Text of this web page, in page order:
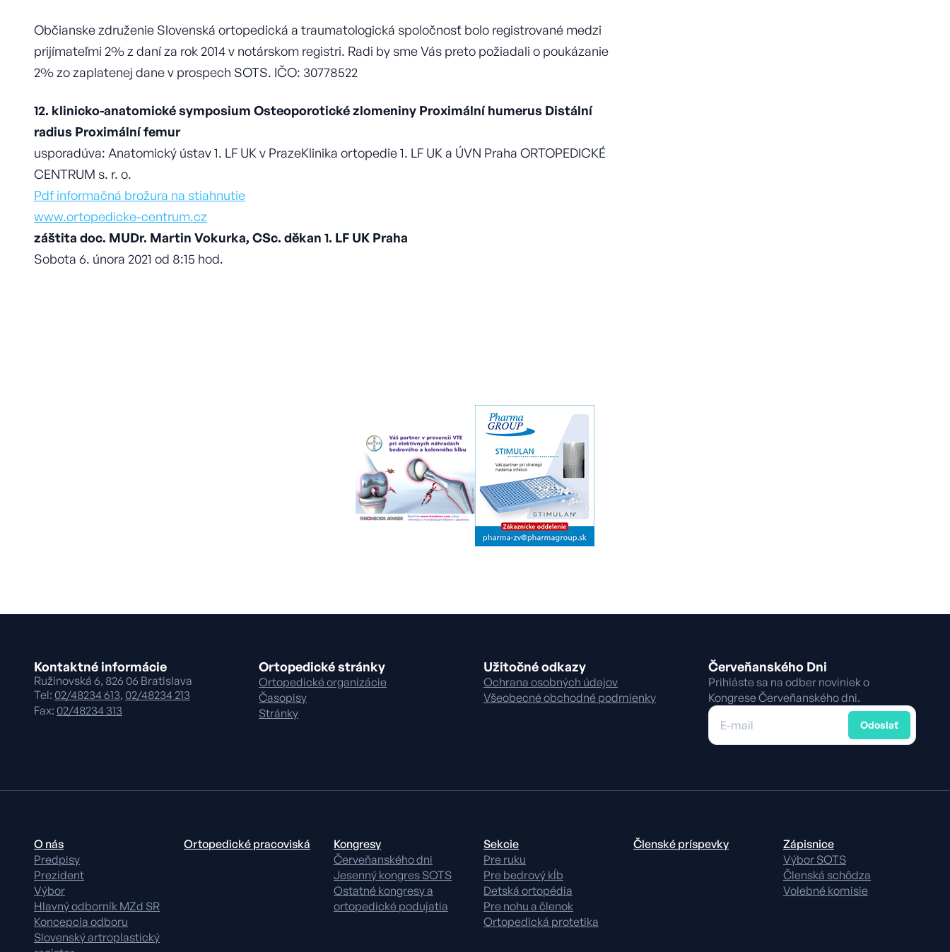
Občianske združenie Slovenská ortopedická a traumatologická spoločnosť bolo registrované medzi
prijímateľmi 2% z daní za rok 2014 v notárskom registri. Radi by sme Vás preto požiadali o poukázanie
2% zo zaplatenej dane v prospech SOTS. IČO: 30778522
12. klinicko-anatomické symposium Osteoporotické zlomeniny Proximální humerus Distální
radius Proximální femur
usporadúva: Anatomický ústav 1. LF UK v PrazeKlinika ortopedie 1. LF UK a ÚVN Praha ORTOPEDICKÉ
CENTRUM s. r. o.
Pdf informačná brožura na stiahnutie
www.ortopedicke-centrum.cz
záštita doc. MUDr. Martin Vokurka, CSc. děkan 1. LF UK Praha
Sobota 6. února 2021 od 8:15 hod.
Kontaktné informácie
Ružinovská 6, 826 06 Bratislava
Tel: 02/48234 613, 02/48234 213
Fax: 02/48234 313
Ortopedické stránky
Ortopedické organizácie
Časopisy
Stránky
Užitočné odkazy
Ochrana osobných údajov
Všeobecné obchodné podmienky
Červeňanského Dni
Prihláste sa na odber noviniek o
Kongrese Červeňanského dni.
E-mail
Odoslať
O nás
Predpisy
Prezident
Výbor
Hlavný odborník MZd SR
Koncepcia odboru
Slovenský artroplastický
Ortopedické pracoviská
Kongresy
Červeňanského dni
Jesenný kongres SOTS
Ostatné kongresy a
ortopedické podujatia
Sekcie
Pre ruku
Pre bedrový kĺb
Detská ortopédia
Pre nohu a členok
Ortopedická protetika
Členské príspevky
Zápisnice
Výbor SOTS
Členská schôdza
Volebné komisie